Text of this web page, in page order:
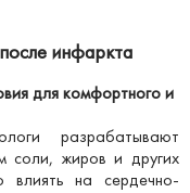
инфаркта
для комфортного и
разрабатывают
соли, жиров и других
влиять на сердечно-